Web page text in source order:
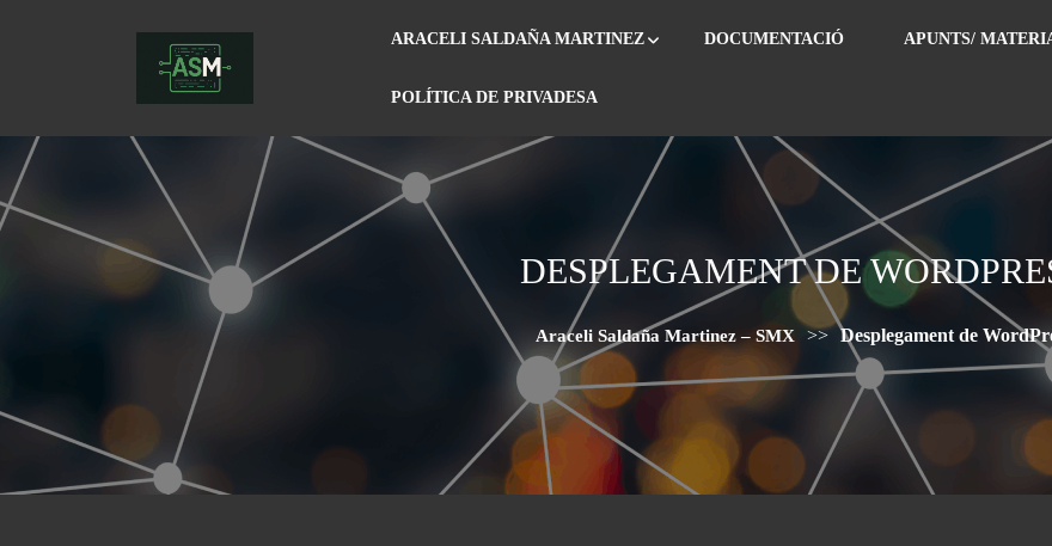
ARACELI SALDAÑA MARTINEZ DOCUMENTACIÓ APUNTS/
POLÍTICA DE PRIVADESA
DESPLEGAMENT DE
Araceli Saldaña Martinez – SMX >> Desplegament de